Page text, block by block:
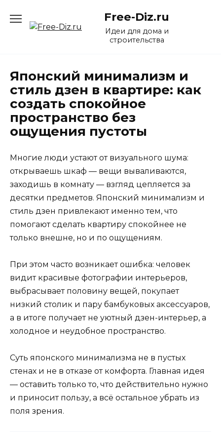
содержанию
Free-Diz.ru
Идеи для дома и
строительства
Японский минимализм и
стиль дзен в квартире: как
создать спокойное
пространство без
ощущения пустоты
Многие люди устают от визуального шума:
открываешь шкаф — вещи вываливаются,
заходишь в комнату — взгляд цепляется за
десятки предметов. Японский минимализм и
стиль дзен привлекают именно тем, что
помогают сделать квартиру спокойнее не
только внешне, но и по ощущениям.
При этом часто возникает ошибка: человек
видит красивые фотографии интерьеров,
выбрасывает половину вещей, покупает
низкий столик и пару бамбуковых аксессуаров,
а в итоге получает не уютный дзен-интерьер, а
холодное и неудобное пространство.
Суть японского минимализма не в пустых
стенах и не в отказе от комфорта. Главная идея
— оставить только то, что действительно нужно
и приносит пользу, а всё остальное убрать из
поля зрения.